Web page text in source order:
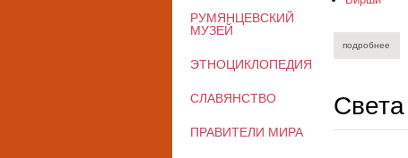
подробнее
РУМЯНЦЕВСКИЙ
МУЗЕЙ
ЭТНОЦИКЛОПЕДИЯ
СЛАВЯНСТВО
ПРАВИТЕЛИ МИРА